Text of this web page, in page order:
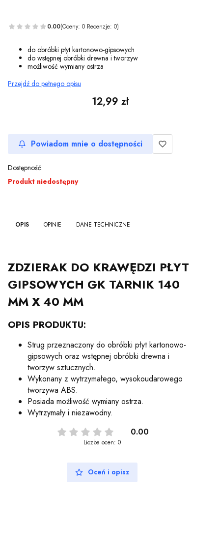
0.00(Oceny: 0 Recenzje: 0)
do obróbki płyt kartonowo-gipsowych
do wstępnej obróbki drewna i tworzyw
możliwość wymiany ostrza
Przejdź do pełnego opisu
Cena
12,99 zł
Powiadom mnie o dostępności
Dostępność:
Produkt niedostępny
OPIS OPINIE DANE TECHNICZNE
ZDZIERAK DO KRAWĘDZI PŁYT
GIPSOWYCH GK TARNIK 140
MM X 40 MM
OPIS PRODUKTU:
Strug przeznaczony do obróbki płyt kartonowo-
gipsowych oraz wstępnej obróbki drewna i
tworzyw sztucznych.
Wykonany z wytrzymałego, wysokoudarowego
tworzywa ABS.
Posiada możliwość wymiany ostrza.
Wytrzymały i niezawodny.
0.00
Liczba ocen: 0
Oceń i opisz